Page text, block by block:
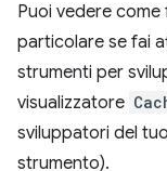
Puoi vedere come
particolare se fai
strumenti per
visualizzatore
sviluppatori del
strumento).